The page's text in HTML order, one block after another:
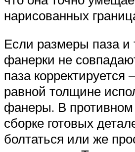
нарисованных
Если размеры паза и
фанерки не
паза корректируется
равной толщине
фанеры. В противном
сборке готовых
болтаться или же